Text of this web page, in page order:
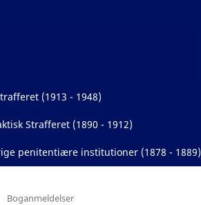
(1913 - 1948)
Strafferet (1890 - 1912)
penitentiære institutioner (1878 - 1889)
Boganmeldelser